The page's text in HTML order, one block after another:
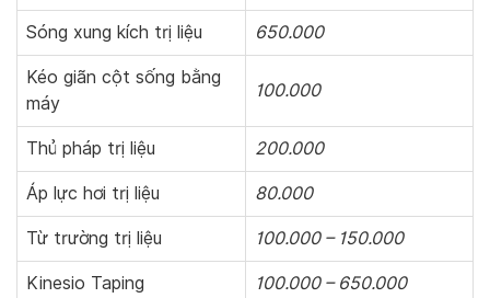
Sóng xung kích trị liệu 650.000
Kéo giãn cột sống bằng
máy
100.000
Thủ pháp trị liệu 200.000
Áp lực hơi trị liệu 80.000
Từ trường trị liệu 100.000 – 150.000
Kinesio Taping 100.000 – 650.000